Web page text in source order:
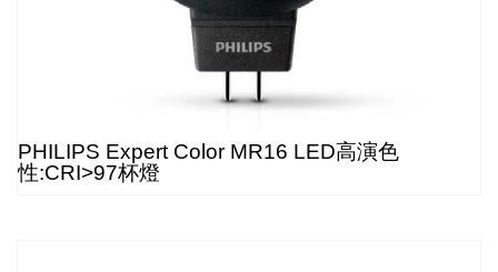
PHILIPS Expert Color MR16 LED高演色
性:CRI>97杯燈